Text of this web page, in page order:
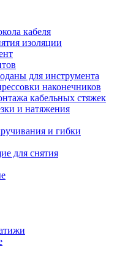
кабеля
изоляции
для инструмента
наконечников
кабельных стяжек
и натяжения
и гибки
для снятия